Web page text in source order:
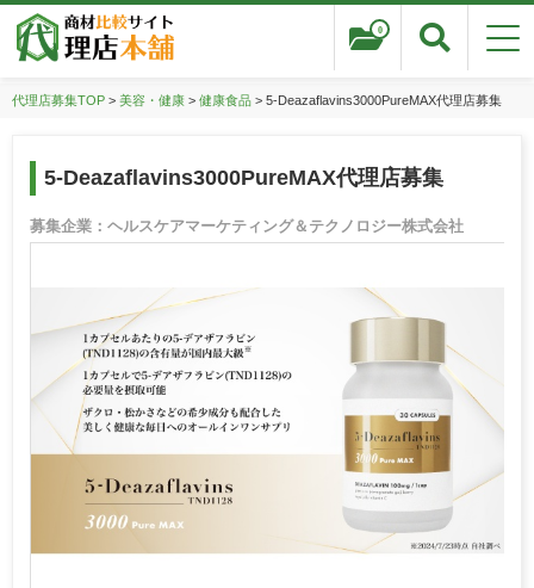
0
代理店募集TOP> 美容・健康> 健康食品> 5-Deazaflavins3000PureMAX代理店募集
5-Deazaflavins3000PureMAX代理店募集
募集企業：ヘルスケアマーケティング＆テクノロジー株式会社